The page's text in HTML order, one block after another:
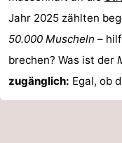
Jahr 2025 zählten
50.000 Muscheln –
brechen? Was ist der
zugänglich: Egal, ob